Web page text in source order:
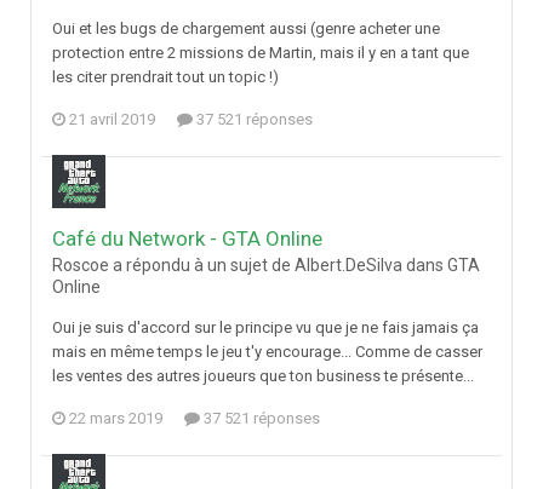
Oui et les bugs de chargement aussi (genre acheter une
protection entre 2 missions de Martin, mais il y en a tant que
les citer prendrait tout un topic !)
21 avril 2019 37 521 réponses
Café du Network - GTA Online
Roscoe a répondu à un sujet de Albert.DeSilva dans GTA
Online
Oui je suis d'accord sur le principe vu que je ne fais jamais ça
mais en même temps le jeu t'y encourage... Comme de casser
les ventes des autres joueurs que ton business te présente...
22 mars 2019 37 521 réponses